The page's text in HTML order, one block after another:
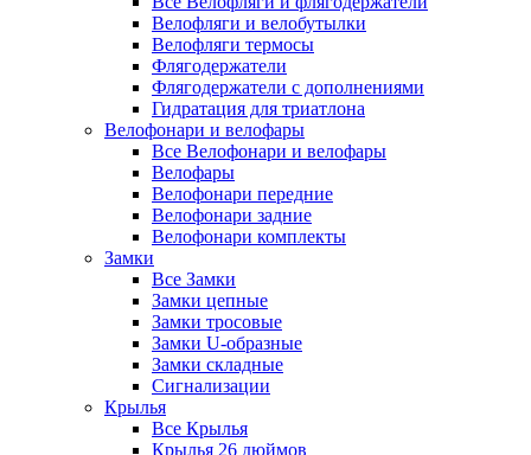
Велофляги и велобутылки
Велофляги термосы
Флягодержатели
Флягодержатели с дополнениями
Гидратация для триатлона
Велофонари и велофары
Все Велофонари и велофары
Велофары
Велофонари передние
Велофонари задние
Велофонари комплекты
Замки
Все Замки
Замки цепные
Замки тросовые
Замки U-образные
Замки складные
Сигнализации
Крылья
Все Крылья
Крылья 26 дюймов